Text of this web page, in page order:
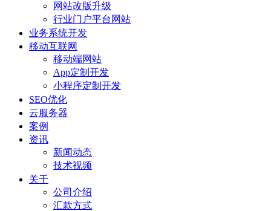
网站改版升级
行业门户平台网站
业务系统开发
移动互联网
移动端网站
App定制开发
小程序定制开发
SEO优化
云服务器
案例
资讯
新闻动态
技术视频
关于
公司介绍
汇款方式